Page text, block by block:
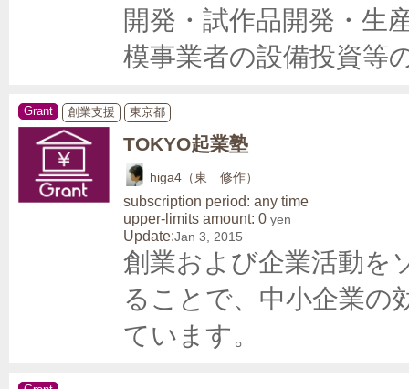
開発・試作品開発・生
模事業者の設備投資等
Grant 創業支援 東京都
TOKYO起業塾
higa4（東 修作）
subscription period: any time
upper-limits amount: 0 yen
Update:Jan 3, 2015
創業および企業活動を
ることで、中小企業の
ています。